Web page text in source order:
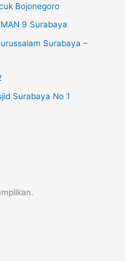
Bojonegoro
9 Surabaya
Surabaya –
Surabaya No 1